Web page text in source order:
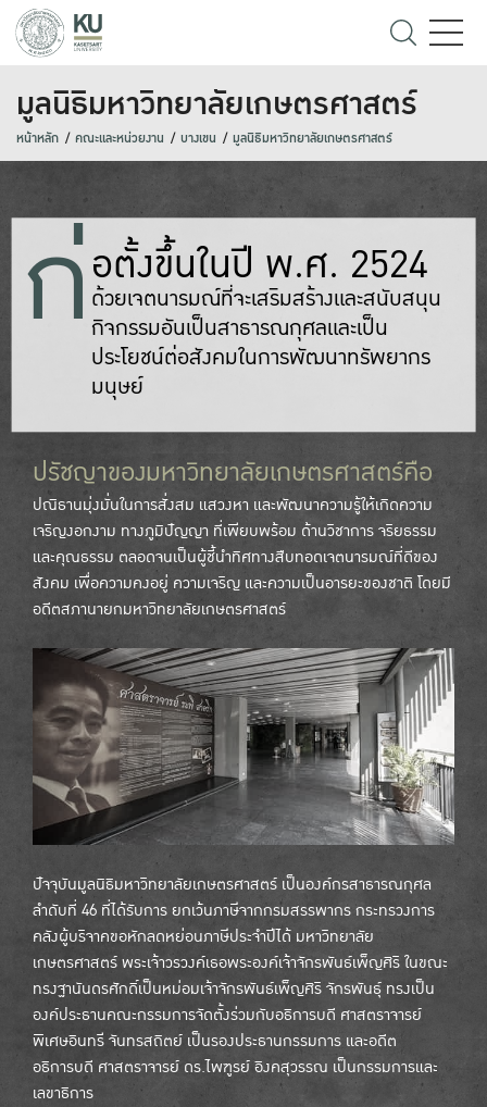
มูลนิธิมหาวิทยาลัยเกษตรศาสตร์
หน้าหลัก คณะและหน่วยงาน บางเขน มูลนิธิมหาวิทยาลัยเกษตรศาสตร์
ก่อตั้งขึ้นในปี พ.ศ. 2524
ด้วยเจตนารมณ์ที่จะเสริมสร้างและสนับสนุน
กิจกรรมอันเป็นสาธารณกุศลและเป็น
ประโยชน์ต่อสังคมในการพัฒนาทรัพยากร
มนุษย์
ปรัชญาของมหาวิทยาลัยเกษตรศาสตร์คือ
ปณิธานมุ่งมั่นในการสั่งสม แสวงหา และพัฒนาความรู้ให้เกิดความ
เจริญงอกงาม ทางภูมิปัญญา ที่เพียบพร้อม ด้านวิชาการ จริยธรรม
และคุณธรรม ตลอดจนเป็นผู้ชี้นำทิศทางสืบทอดเจตนารมณ์ที่ดีของ
สังคม เพื่อความคงอยู่ ความเจริญ และความเป็นอารยะของชาติ โดยมี
อดีตสภานายกมหาวิทยาลัยเกษตรศาสตร์
ปัจจุบันมูลนิธิมหาวิทยาลัยเกษตรศาสตร์ เป็นองค์กรสาธารณกุศล
ลำดับที่ 46 ที่ได้รับการ ยกเว้นภาษีจากกรมสรรพากร กระทรวงการ
คลังผู้บริจาคขอหักลดหย่อนภาษีประจำปีได้ มหาวิทยาลัย
เกษตรศาสตร์ พระเจ้าวรวงค์เธอพระองค์เจ้าจักรพันธ์เพ็ญศิริ ในขณะ
ทรงฐานันดรศักดิ์เป็นหม่อมเจ้าจักรพันธ์เพ็ญศิริ จักรพันธุ์ ทรงเป็น
องค์ประธานคณะกรรมการจัดตั้งร่วมกับอธิการบดี ศาสตราจารย์
พิเศษอินทรี จันทรสถิตย์ เป็นรองประธานกรรมการ และอดีต
อธิการบดี ศาสตราจารย์ ดร.ไพฑูรย์ อิงคสุวรรณ เป็นกรรมการและ
เลขาธิการ